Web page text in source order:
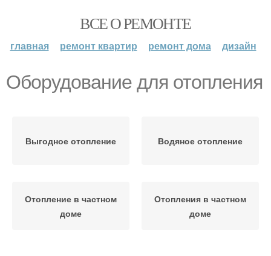
ВСЕ О РЕМОНТЕ
главная ремонт квартир ремонт дома дизайн
Оборудование для отопления
Выгодное отопление Водяное отопление
Отопление в частном
доме
Отопления в частном
доме